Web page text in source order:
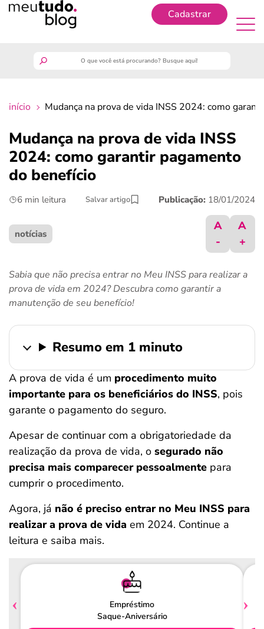
Cadastrar
finanças
benefícios
últimas notícias
ferramentas
início Mudança na prova de vida INSS 2024: como
Mudança na prova de vida INSS
2024: como garantir pagamento
do benefício
6 min leitura Salvar artigo Publicação: 18/01/2024
notícias
A
-
A
+
Sabia que não precisa entrar no Meu INSS para realizar a
prova de vida em 2024? Descubra como garantir a
manutenção de seu benefício!
Resumo em 1 minuto
A prova de vida é um procedimento muito
importante para os beneficiários do INSS, pois
garante o pagamento do seguro.
Apesar de continuar com a obrigatoriedade da
realização da prova de vida, o segurado não
precisa mais comparecer pessoalmente para
cumprir o procedimento.
Agora, já não é preciso entrar no Meu INSS para
realizar a prova de vida em 2024. Continue a
leitura e saiba mais.
Empréstimo
Saque-Aniversário